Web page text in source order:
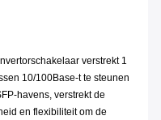
verstrekt 1
10/100Base-t te steunen
havens, verstrekt de
en flexibiliteit om de